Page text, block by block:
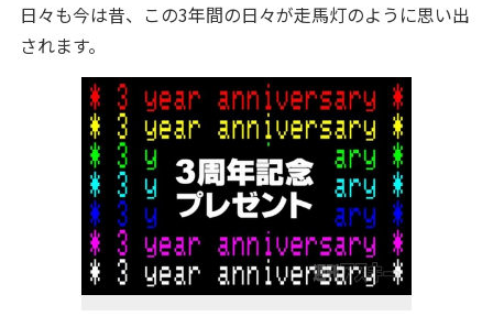
日々も今は昔、この3年間の日々が走馬灯のように思い出
されます。